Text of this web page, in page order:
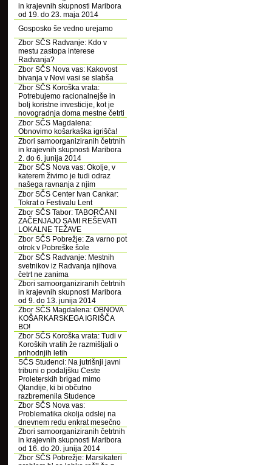
in krajevnih skupnosti Maribora
od 19. do 23. maja 2014
Gosposko še vedno urejamo
Zbor SČS Radvanje: Kdo v
mestu zastopa interese
Radvanja?
Zbor SČS Nova vas: Kakovost
bivanja v Novi vasi se slabša
Zbor SČS Koroška vrata:
Potrebujemo racionalnejše in
bolj koristne investicije, kot je
novogradnja doma mestne četrti
Zbor SČS Magdalena:
Obnovimo košarkaška igrišča!
Zbori samoorganiziranih četrtnih
in krajevnih skupnosti Maribora
2. do 6. junija 2014
Zbor SČS Nova vas: Okolje, v
katerem živimo je tudi odraz
našega ravnanja z njim
Zbor SČS Center Ivan Cankar:
Tokrat o Festivalu Lent
Zbor SČS Tabor: TABORČANI
ZAČENJAJO SAMI REŠEVATI
LOKALNE TEŽAVE
Zbor SČS Pobrežje: Za varno pot
otrok v Pobreške šole
Zbor SČS Radvanje: Mestnih
svetnikov iz Radvanja njihova
četrt ne zanima
Zbori samoorganiziranih četrtnih
in krajevnih skupnosti Maribora
od 9. do 13. junija 2014
Zbor SČS Magdalena: OBNOVA
KOŠARKARSKEGA IGRIŠČA
BO!
Zbor SČS Koroška vrata: Tudi v
Koroških vratih že razmišljali o
prihodnjih letih
SČS Studenci: Na jutrišnji javni
tribuni o podaljšku Ceste
Proleterskih brigad mimo
Qlandije, ki bi občutno
razbremenila Studence
Zbor SČS Nova vas:
Problematika okolja odslej na
dnevnem redu enkrat mesečno
Zbori samoorganiziranih četrtnih
in krajevnih skupnosti Maribora
od 16. do 20. junija 2014
Zbor SČS Pobrežje: Marsikateri